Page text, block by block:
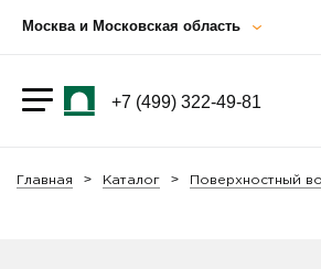
Москва и Московская область
+7 (499) 322-49-81
Главная Каталог Поверхностный